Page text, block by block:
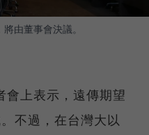
由董事會決議。
會上表示，遠傳期望
不過，在台灣大以